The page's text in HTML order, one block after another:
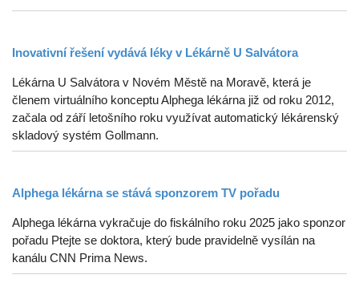
Inovativní řešení vydává léky v Lékárně U Salvátora
Lékárna U Salvátora v Novém Městě na Moravě, která je
členem virtuálního konceptu Alphega lékárna již od roku 2012,
začala od září letošního roku využívat automatický lékárenský
skladový systém Gollmann.
Alphega lékárna se stává sponzorem TV pořadu
Alphega lékárna vykračuje do fiskálního roku 2025 jako sponzor
pořadu Ptejte se doktora, který bude pravidelně vysílán na
kanálu CNN Prima News.